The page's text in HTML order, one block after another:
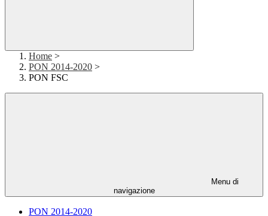
Home >
PON 2014-2020 >
PON FSC
Menu di
navigazione
PON 2014-2020